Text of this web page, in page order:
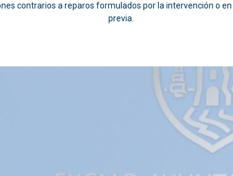
contrarios a reparos formulados por la intervención o
previa.